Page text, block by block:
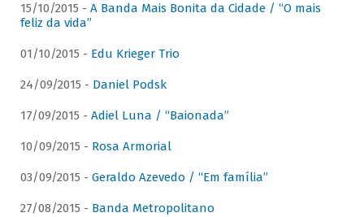
15/10/2015 - A Banda Mais Bonita da Cidade / “O mais
feliz da vida”
01/10/2015 - Edu Krieger Trio
24/09/2015 - Daniel Podsk
17/09/2015 - Adiel Luna / “Baionada”
10/09/2015 - Rosa Armorial
03/09/2015 - Geraldo Azevedo / “Em família”
27/08/2015 - Banda Metropolitano